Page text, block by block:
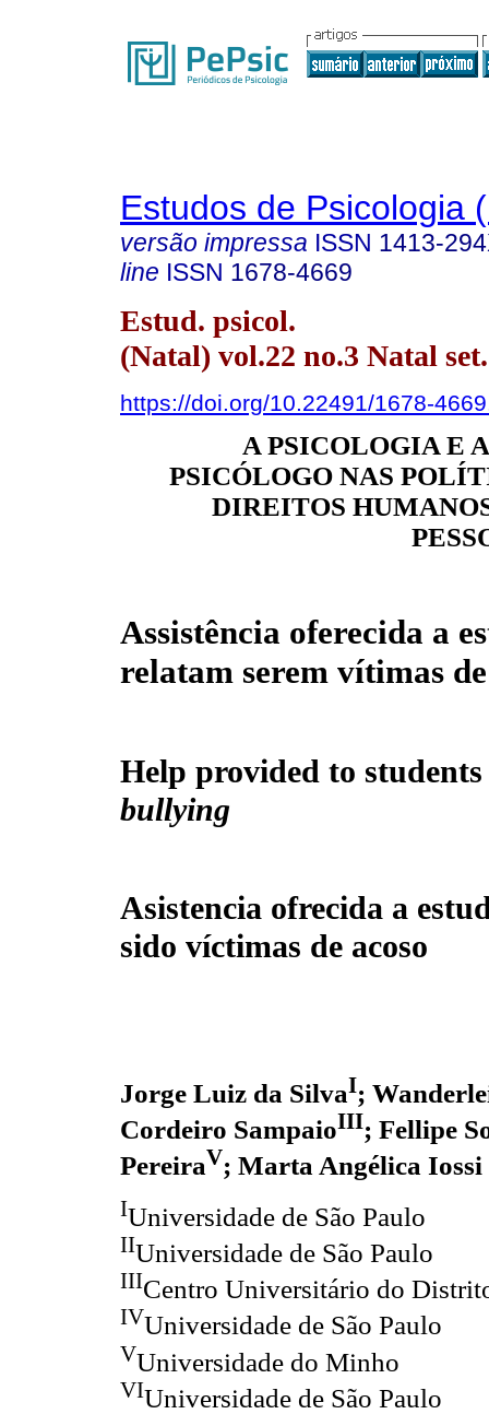
Estudos de Psicologia
versão impressa ISSN 1413-
line ISSN 1678-4669
Estud. psicol.
(Natal) vol.22 no.3 Natal
https://doi.org/10.22491/1678-
A PSICOLOGIA E
PSICÓLOGO NAS
DIREITOS
Assistência oferecida a
relatam serem vítimas
Help provided to
bullying
Asistencia ofrecida a
sido víctimas de acoso
Jorge Luiz da SilvaI;
Cordeiro SampaioIII; Fellipe
PereiraV; Marta Angélica Iossi
IUniversidade de São Paulo
IIUniversidade de São Paulo
IIICentro Universitário do
IVUniversidade de São Paulo
VUniversidade do Minho
VIUniversidade de São Paulo